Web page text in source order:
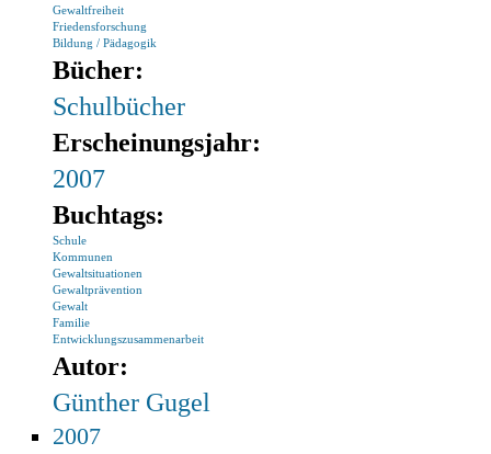
Gewaltfreiheit
Friedensforschung
Bildung / Pädagogik
Bücher:
Schulbücher
Erscheinungsjahr:
2007
Buchtags:
Schule
Kommunen
Gewaltsituationen
Gewaltprävention
Gewalt
Familie
Entwicklungszusammenarbeit
Autor:
Günther Gugel
2007